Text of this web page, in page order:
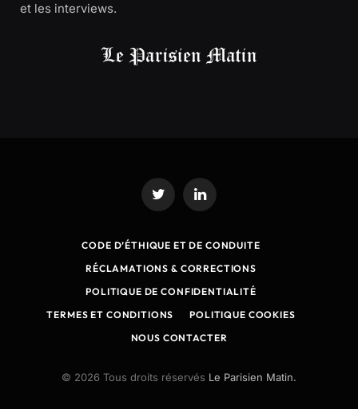
et les interviews.
Twitter LinkedIn
CODE D’ÉTHIQUE ET DE CONDUITE
RÉCLAMATIONS & CORRECTIONS
POLITIQUE DE CONFIDENTIALITÉ
TERMES ET CONDITIONS
POLITIQUE COOKIES
NOUS CONTACTER
© 2026 Tous droits réservés Le Parisien Matin.